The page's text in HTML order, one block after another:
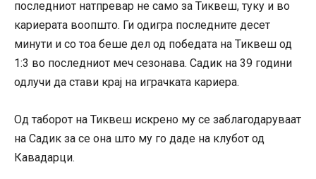
последниот натпревар не само за Тиквеш, туку и во
кариерата воопшто. Ги одигра последните десет
минути и со тоа беше дел од победата на Тиквеш од
1:3 во последниот меч сезонава. Садик на 39 години
одлучи да стави крај на играчката кариера.
Од таборот на Тиквеш искрено му се заблагодаруваат
на Садик за се она што му го даде на клубот од
Кавадарци.